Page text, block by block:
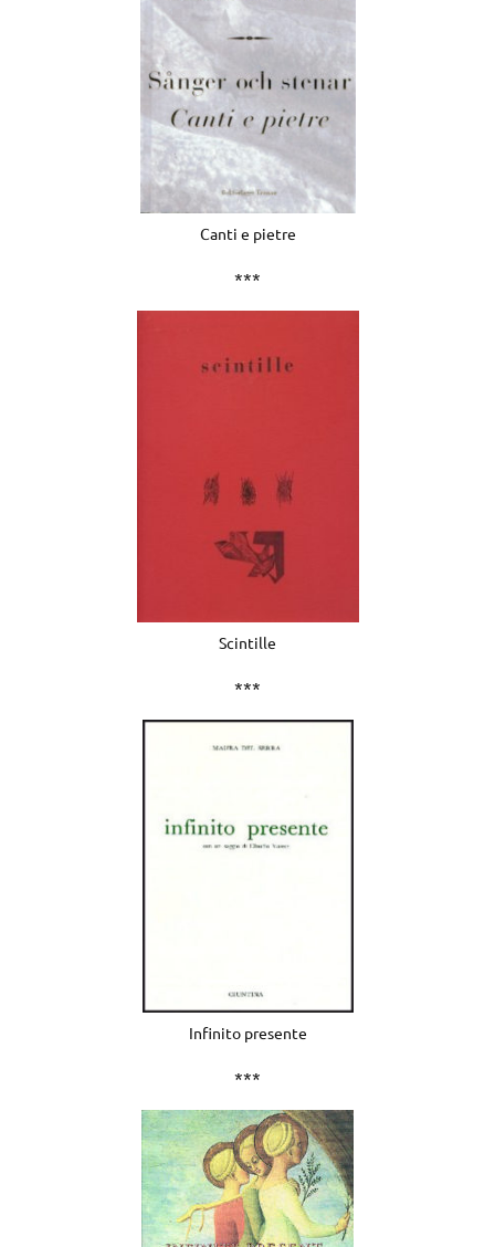
Canti e pietre
***
Scintille
***
Infinito presente
***